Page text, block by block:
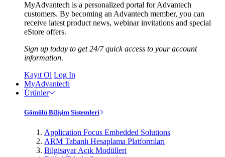
MyAdvantech is a personalized portal for Advantech
customers. By becoming an Advantech member, you can
receive latest product news, webinar invitations and special
eStore offers.
Sign up today to get 24/7 quick access to your account
information.
Kayıt Ol Log In
MyAdvantech
Ürünler
Gömülü Bilişim Sistemleri
Application Focus Embedded Solutions
ARM Tabanlı Hesaplama Platformları
Bilgisayar Açık Modülleri